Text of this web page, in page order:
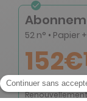
152€
Tarif France